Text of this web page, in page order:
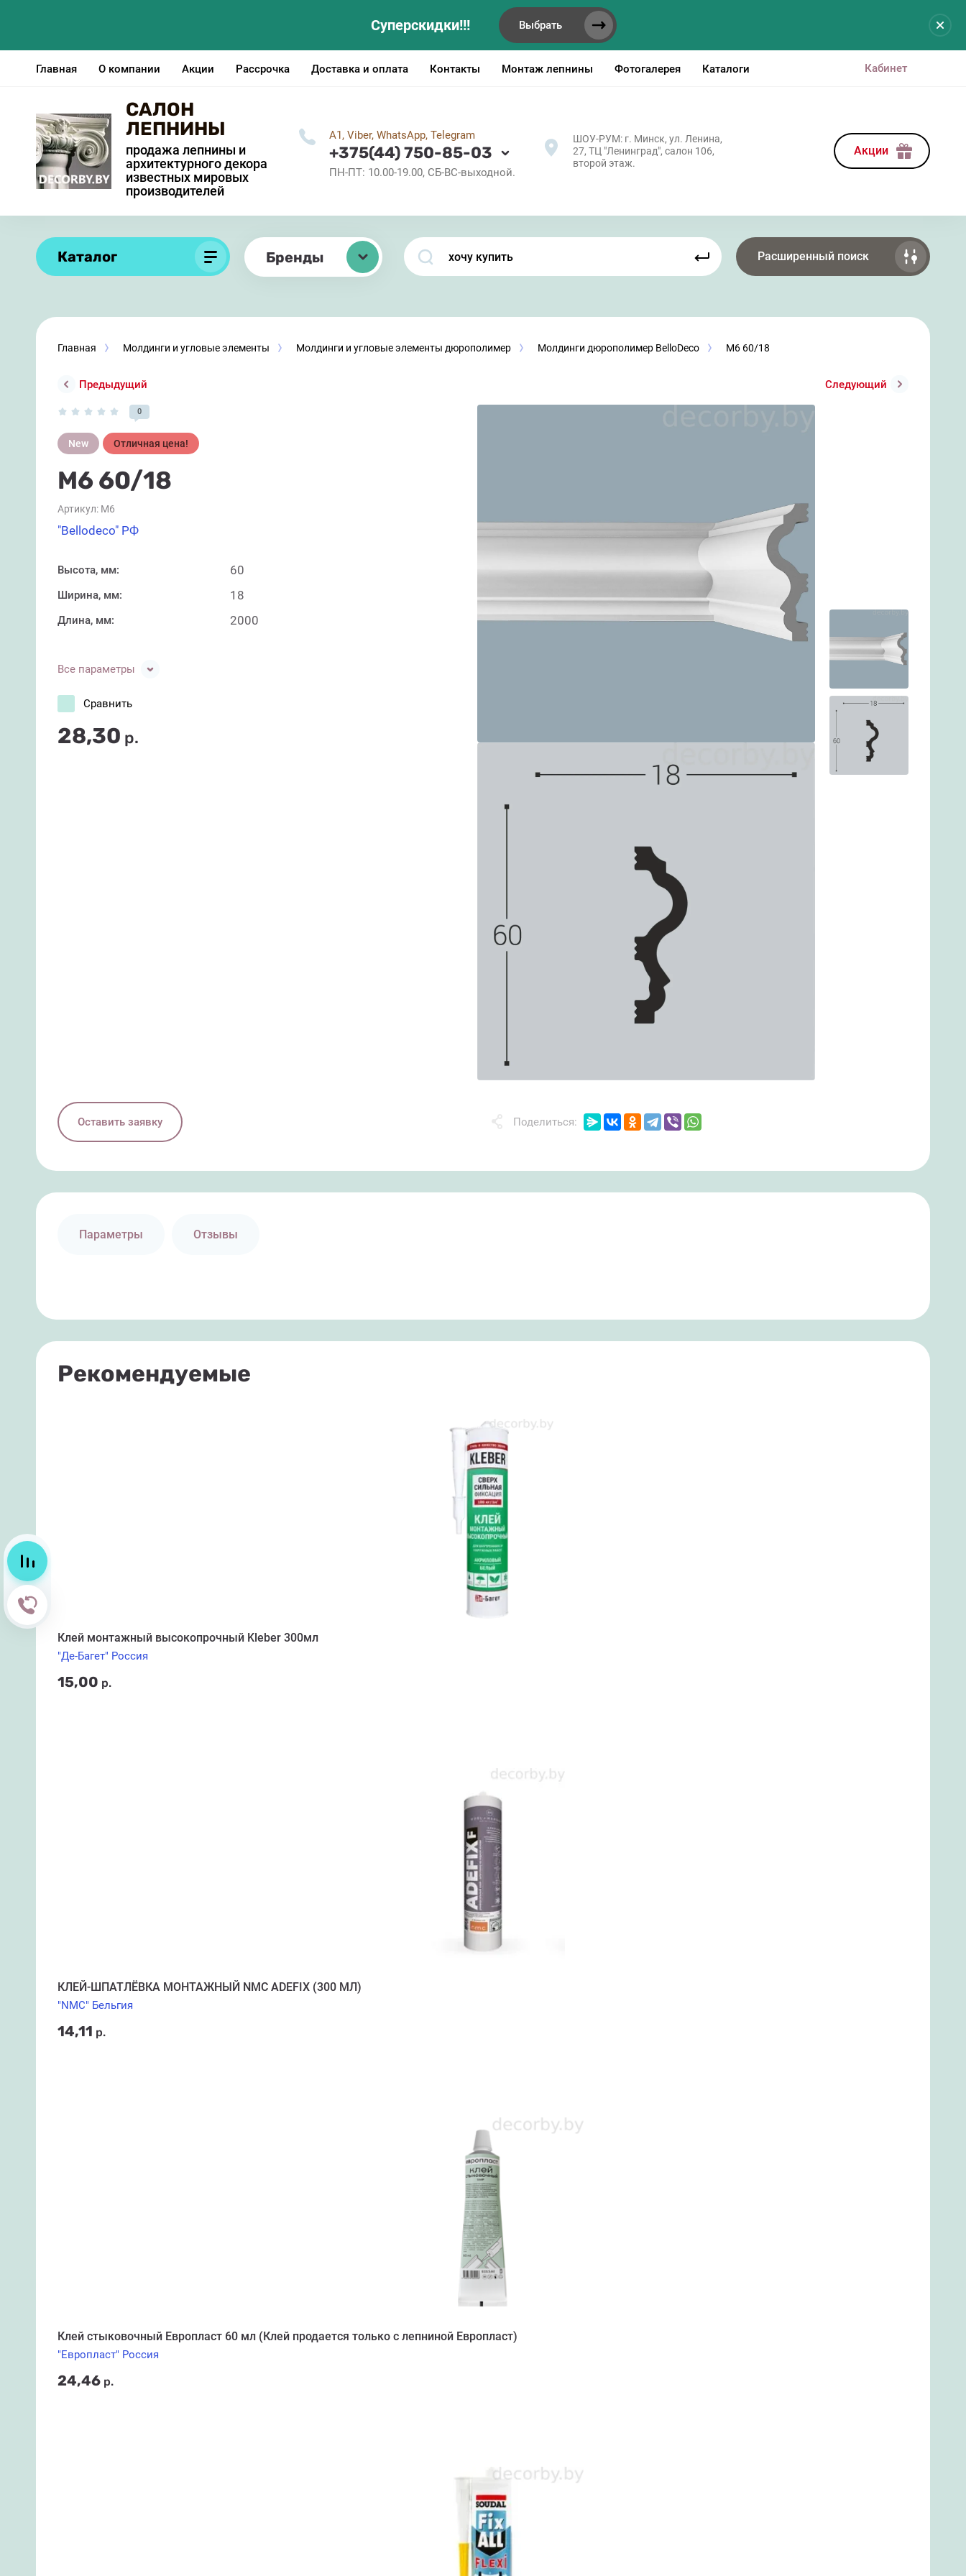
Суперскидки!!! Выбрать
Главная О компании Акции Рассрочка Доставка и оплата Контакты Монтаж лепнины Фотогалерея Каталоги Кабинет
САЛОН
ЛЕПНИНЫ
продажа лепнины и
архитектурного декора
известных мировых
производителей
А1, Viber, WhatsApp, Telegram
+375(44) 750-85-03
ПН-ПТ: 10.00-19.00, СБ-ВС-выходной.
ШОУ-РУМ: г. Минск, ул. Ленина,
27, ТЦ "Ленинград", салон 106,
второй этаж.
Акции
Каталог Бренды Расширенный поиск
Главная Молдинги и угловые элементы Молдинги и угловые элементы дюрополимер Молдинги дюрополимер BelloDeco М6 60/18
Предыдущий Следующий
0
New Отличная цена!
М6 60/18
Артикул: М6
"Bellodeco" РФ
Высота, мм: 60
Ширина, мм: 18
Длина, мм: 2000
Все параметры
28,30 р.
Сравнить
Оставить заявку Поделиться:
Параметры Отзывы
Рекомендуемые
Клей монтажный высокопрочный Kleber 300мл
"Де-Багет" Россия
15,00 р.
КЛЕЙ-ШПАТЛЁВКА МОНТАЖНЫЙ NMC ADEFIX (300 МЛ)
"NMC" Бельгия
14,11 р.
Клей стыковочный Европласт 60 мл (Клей продается только с лепниной Европласт)
"Европласт" Россия
24,46 р.